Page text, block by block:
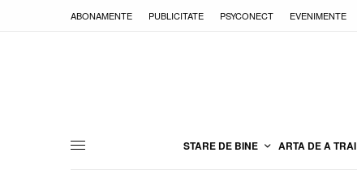
ABONAMENTE PUBLICITATE PSYCONECT EVENIMENTE
STARE DE BINE ARTA DE A TRAI